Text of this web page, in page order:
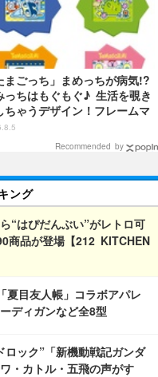
まごっち」まめっちが病気!?
っちはもぐもぐ♪ 生活を覗き
ちゃうデザイン！フレームマ
ット「ぴたっとフレーム」登
Recommended by
ング
“はぴだんぶい”がレトロ可
商品が登場【212 KITCHEN
夏目友人帳」コラボアパレ
ディガンなど全8型
ロック”「新機動戦記ガンダ
・カトル・五飛の声がす